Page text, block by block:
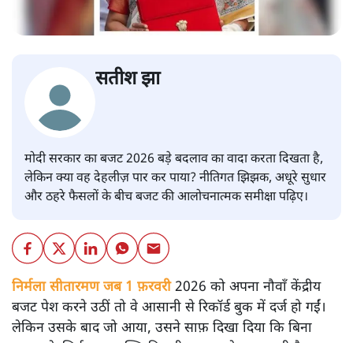
सतीश झा
मोदी सरकार का बजट 2026 बड़े बदलाव का वादा करता दिखता है,
लेकिन क्या वह देहलीज़ पार कर पाया? नीतिगत झिझक, अधूरे सुधार
और ठहरे फैसलों के बीच बजट की आलोचनात्मक समीक्षा पढ़िए।
निर्मला सीतारमण जब 1 फ़रवरी2026 को अपना नौवाँ केंद्रीय
बजट पेश करने उठीं तो वे आसानी से रिकॉर्ड बुक में दर्ज हो गईं।
लेकिन उसके बाद जो आया, उसने साफ़ दिखा दिया कि बिना